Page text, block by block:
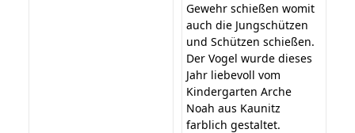
Gewehr schießen womit
auch die Jungschützen
und Schützen schießen.
Der Vogel wurde dieses
Jahr liebevoll vom
Kindergarten Arche
Noah aus Kaunitz
farblich gestaltet.